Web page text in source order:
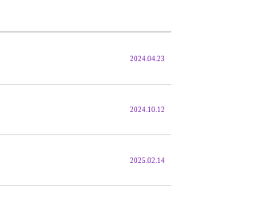
2024.04.23
2024.10.12
2025.02.14